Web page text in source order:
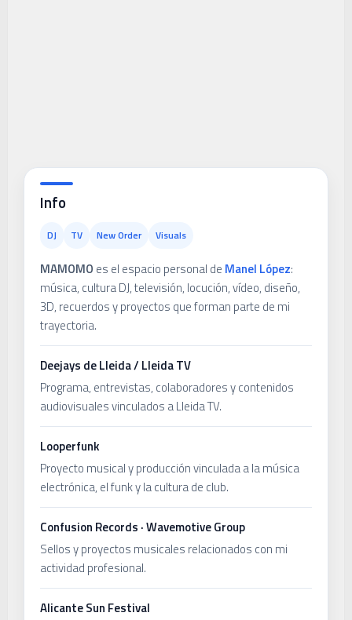
Info
DJ TV New Order Visuals
MAMOMO es el espacio personal de Manel López:
música, cultura DJ, televisión, locución, vídeo, diseño,
3D, recuerdos y proyectos que forman parte de mi
trayectoria.
Deejays de Lleida / Lleida TV
Programa, entrevistas, colaboradores y contenidos
audiovisuales vinculados a Lleida TV.
Looperfunk
Proyecto musical y producción vinculada a la música
electrónica, el funk y la cultura de club.
Confusion Records · Wavemotive Group
Sellos y proyectos musicales relacionados con mi
actividad profesional.
Alicante Sun Festival